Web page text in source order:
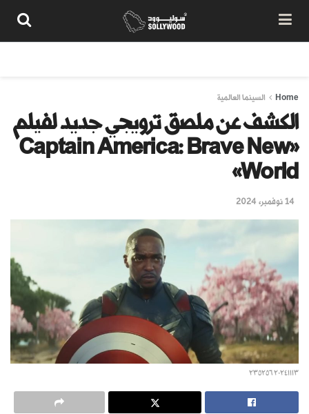
Home السينما العالمية
الكشف عن ملصق ترويجي جديد لفيلم
«Captain America: Brave New
World»
14 نوفمبر، 2024
٢٠٢٤١١١٣ ٢٣٥٢٥٦